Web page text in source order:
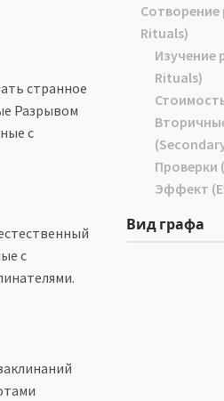
странное
Разрывом
с
с
Сотворение
Rituals)
Изучение
Rituals)
Проверки
Эффект
Вид графа